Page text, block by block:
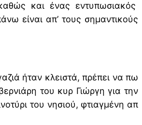
και ένας εντυπωσιακός
είναι απ’ τους σημαντικούς
ήταν κλειστά, πρέπει να πω
του κυρ Γιώργη για την
του νησιού, φτιαγμένη απ